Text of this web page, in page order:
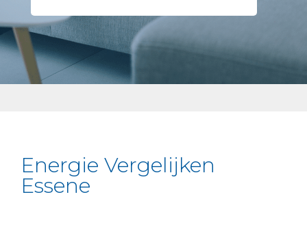
Energie Vergelijken
Essene